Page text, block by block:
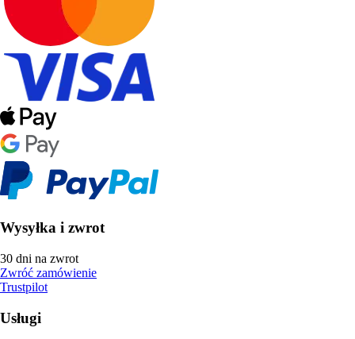
Wysyłka i zwrot
30 dni na zwrot
Zwróć zamówienie
Trustpilot
Usługi